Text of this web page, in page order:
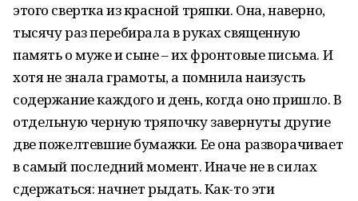
этого свертка из красной тряпки. Она, наверно,
тысячу раз перебирала в руках священную
память о муже и сыне – их фронтовые письма. И
хотя не знала грамоты, а помнила наизусть
содержание каждого и день, когда оно пришло. В
отдельную черную тряпочку завернуты другие
две пожелтевшие бумажки. Ее она разворачивает
в самый последний момент. Иначе не в силах
сдержаться: на­чнет рыдать. Как-то эти